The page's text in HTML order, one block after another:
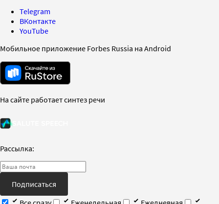
Telegram
ВКонтакте
YouTube
Мобильное приложение Forbes Russia на Android
На сайте работает синтез речи
Рассылка:
Подписаться